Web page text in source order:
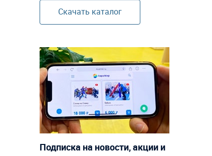
Скачать каталог
Подписка на новости, акции и